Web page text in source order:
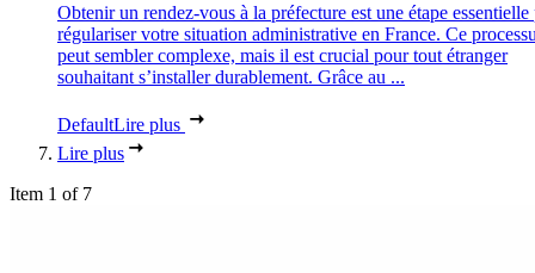
Obtenir un rendez-vous à la préfecture est une étape essentielle
régulariser votre situation administrative en France. Ce
peut sembler complexe, mais il est crucial pour tout étranger
souhaitant s’installer durablement. Grâce au ...
DefaultLire plus
Lire plus
Item 1 of 7